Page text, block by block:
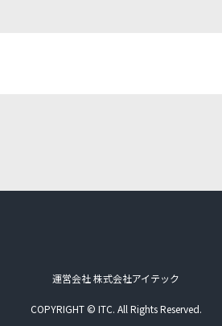
運営会社 株式会社アイテック
COPYRIGHT © ITC. All Rights Reserved.